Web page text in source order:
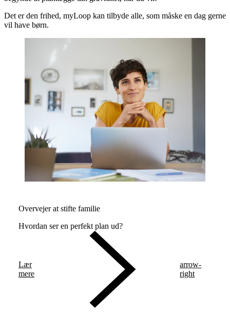
Det er den frihed, myLoop kan tilbyde alle, som måske en dag gerne
vil have børn.
Overvejer at stifte familie
Hvordan ser en perfekt plan ud?
Lær
mere
arrow-
right